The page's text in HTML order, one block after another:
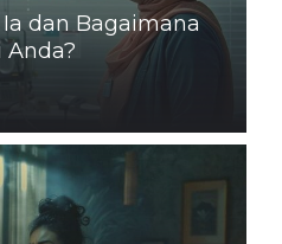
dan Bagaimana